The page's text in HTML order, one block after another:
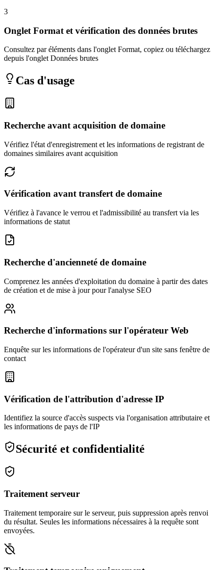
3
Onglet Format et vérification des données brutes
Consultez par éléments dans l'onglet Format, copiez ou téléchargez
depuis l'onglet Données brutes
Cas d'usage
Recherche avant acquisition de domaine
Vérifiez l'état d'enregistrement et les informations de registrant de
domaines similaires avant acquisition
Vérification avant transfert de domaine
Vérifiez à l'avance le verrou et l'admissibilité au transfert via les
informations de statut
Recherche d'ancienneté de domaine
Comprenez les années d'exploitation du domaine à partir des dates
de création et de mise à jour pour l'analyse SEO
Recherche d'informations sur l'opérateur Web
Enquête sur les informations de l'opérateur d'un site sans fenêtre de
contact
Vérification de l'attribution d'adresse IP
Identifiez la source d'accès suspects via l'organisation attributaire et
les informations de pays de l'IP
Sécurité et confidentialité
Traitement serveur
Traitement temporaire sur le serveur, puis suppression après renvoi
du résultat. Seules les informations nécessaires à la requête sont
envoyées.